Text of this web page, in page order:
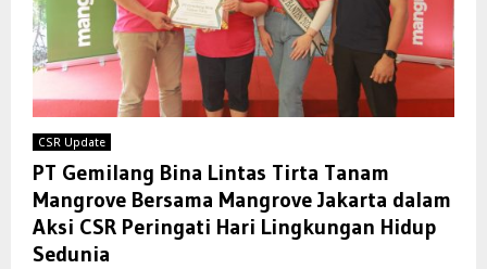
CSR Update
PT Gemilang Bina Lintas Tirta Tanam
Mangrove Bersama Mangrove Jakarta dalam
Aksi CSR Peringati Hari Lingkungan Hidup
Sedunia